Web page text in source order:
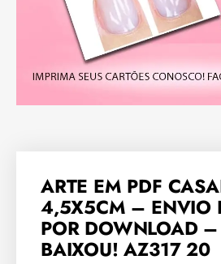
ARTE EM PDF
4,5X5CM – ENVIO
POR DOWNLOAD
BAIXOU! AZ317 20